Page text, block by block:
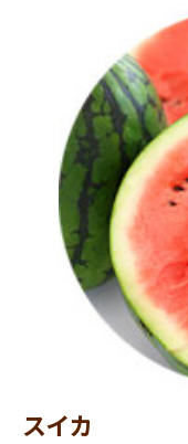
スイカ